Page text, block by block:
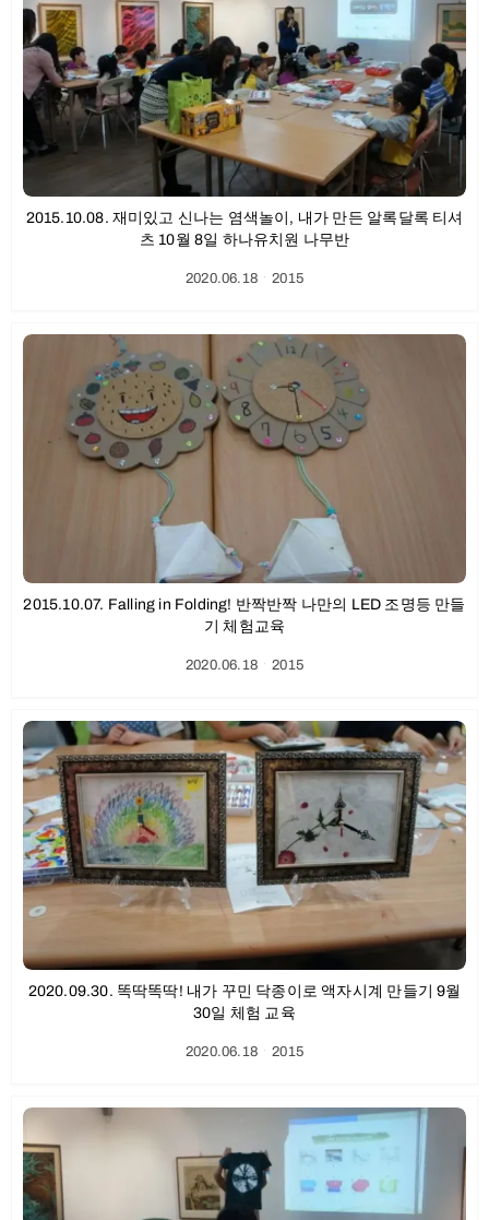
2015.10.08. 재미있고 신나는 염색놀이, 내가 만든 알록달록 티셔
츠 10월 8일 하나유치원 나무반
2020.06.18ㆍ2015
2015.10.07. Falling in Folding! 반짝반짝 나만의 LED 조명등 만들
기 체험교육
2020.06.18ㆍ2015
2020.09.30. 똑딱똑딱! 내가 꾸민 닥종이로 액자시계 만들기 9월
30일 체험 교육
2020.06.18ㆍ2015